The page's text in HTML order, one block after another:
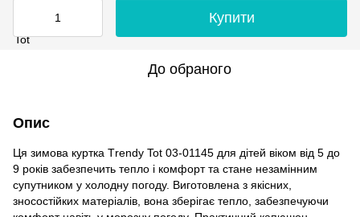
Купити
До обраного
Опис
Ця зимова куртка Тrendy Tot 03-01145 для дітей віком від 5 до
9 років забезпечить тепло і комфорт та стане незамінним
супутником у холодну погоду. Виготовлена з якісних,
зносостійких матеріалів, вона зберігає тепло, забезпечуючи